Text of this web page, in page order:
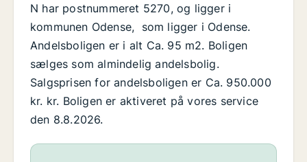
N har postnummeret 5270, og ligger i
kommunen Odense, som ligger i Odense.
Andelsboligen er i alt Ca. 95 m2. Boligen
sælges som almindelig andelsbolig.
Salgsprisen for andelsboligen er Ca. 950.000
kr. kr. Boligen er aktiveret på vores service
den 8.8.2026.